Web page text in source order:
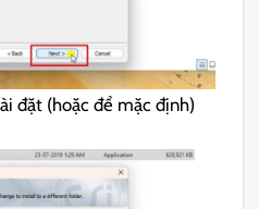
đặt (hoặc để mặc định)